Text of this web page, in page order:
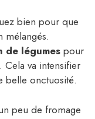
bien pour que
mélangés.
légumes pour
Cela va intensifier
belle onctuosité.
peu de fromage